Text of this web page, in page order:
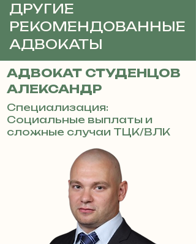
ДРУГИЕ
РЕКОМЕНДОВАННЫЕ
АДВОКАТЫ
АДВОКАТ СТУДЕНЦОВ
АЛЕКСАНДР
Специализация:
Социальные выплаты и
сложные случаи ТЦК/ВЛК